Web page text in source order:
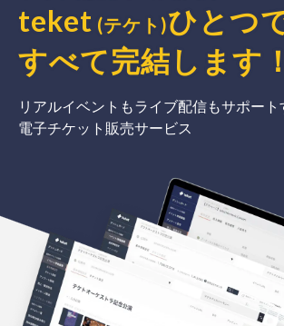
teket (テケト)ひとつで
すべて完結 します ！
リアルイベントもライブ配信もサポート
電子チケット販売サービス